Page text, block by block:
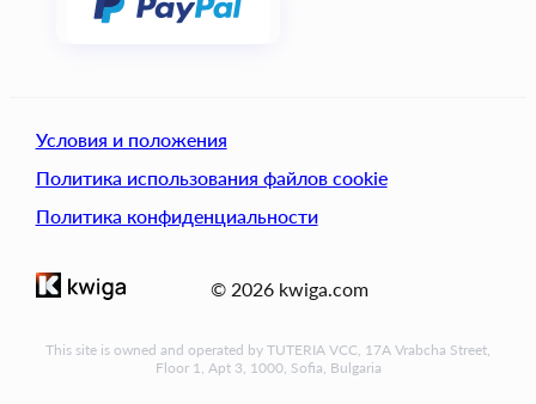
© 2026 kwiga.com
Условия и положения
Политика использования файлов cookie
Политика конфиденциальности
This site is owned and operated by TUTERIA VCC, 17A Vrabcha Street,
Floor 1, Apt 3, 1000, Sofia, Bulgaria